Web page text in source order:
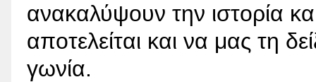
ανακαλύψουν την ιστορία
αποτελείται και να μας τη
γωνία.